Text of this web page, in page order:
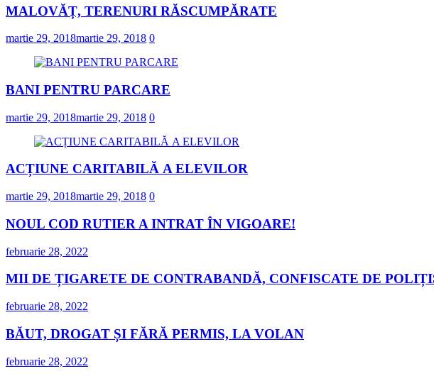
MALOVĂȚ, TERENURI RĂSCUMPĂRATE
martie 29, 2018martie 29, 2018 0
BANI PENTRU PARCARE
martie 29, 2018martie 29, 2018 0
ACȚIUNE CARITABILĂ A ELEVILOR
martie 29, 2018martie 29, 2018 0
NOUL COD RUTIER A INTRAT ÎN VIGOARE!
februarie 28, 2022
MII DE ȚIGARETE DE CONTRABANDĂ, CONFISCATE DE
februarie 28, 2022
BĂUT, DROGAT ȘI FĂRĂ PERMIS, LA VOLAN
februarie 28, 2022